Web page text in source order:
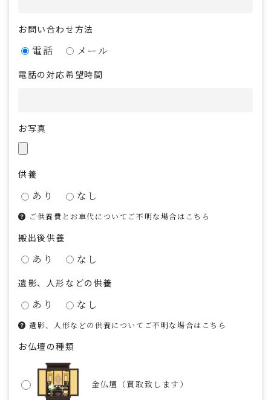
お問い合わせ方法
電話 メール
電話の対応希望時間
お写真
供養
あり なし
ご供養費とお車代についてご不明な場合はこちら
搬出後供養
あり なし
遺影、人形などの供養
あり なし
遺影、人形などの供養についてご不明な場合はこちら
お仏壇の種類
金仏壇（買取致します）